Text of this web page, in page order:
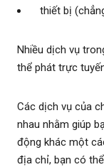
thiết bị
Nhiều dịch vụ
thể phát trực
Các dịch vụ của
nhau nhằm giúp
động khác một
địa chỉ, bạn có